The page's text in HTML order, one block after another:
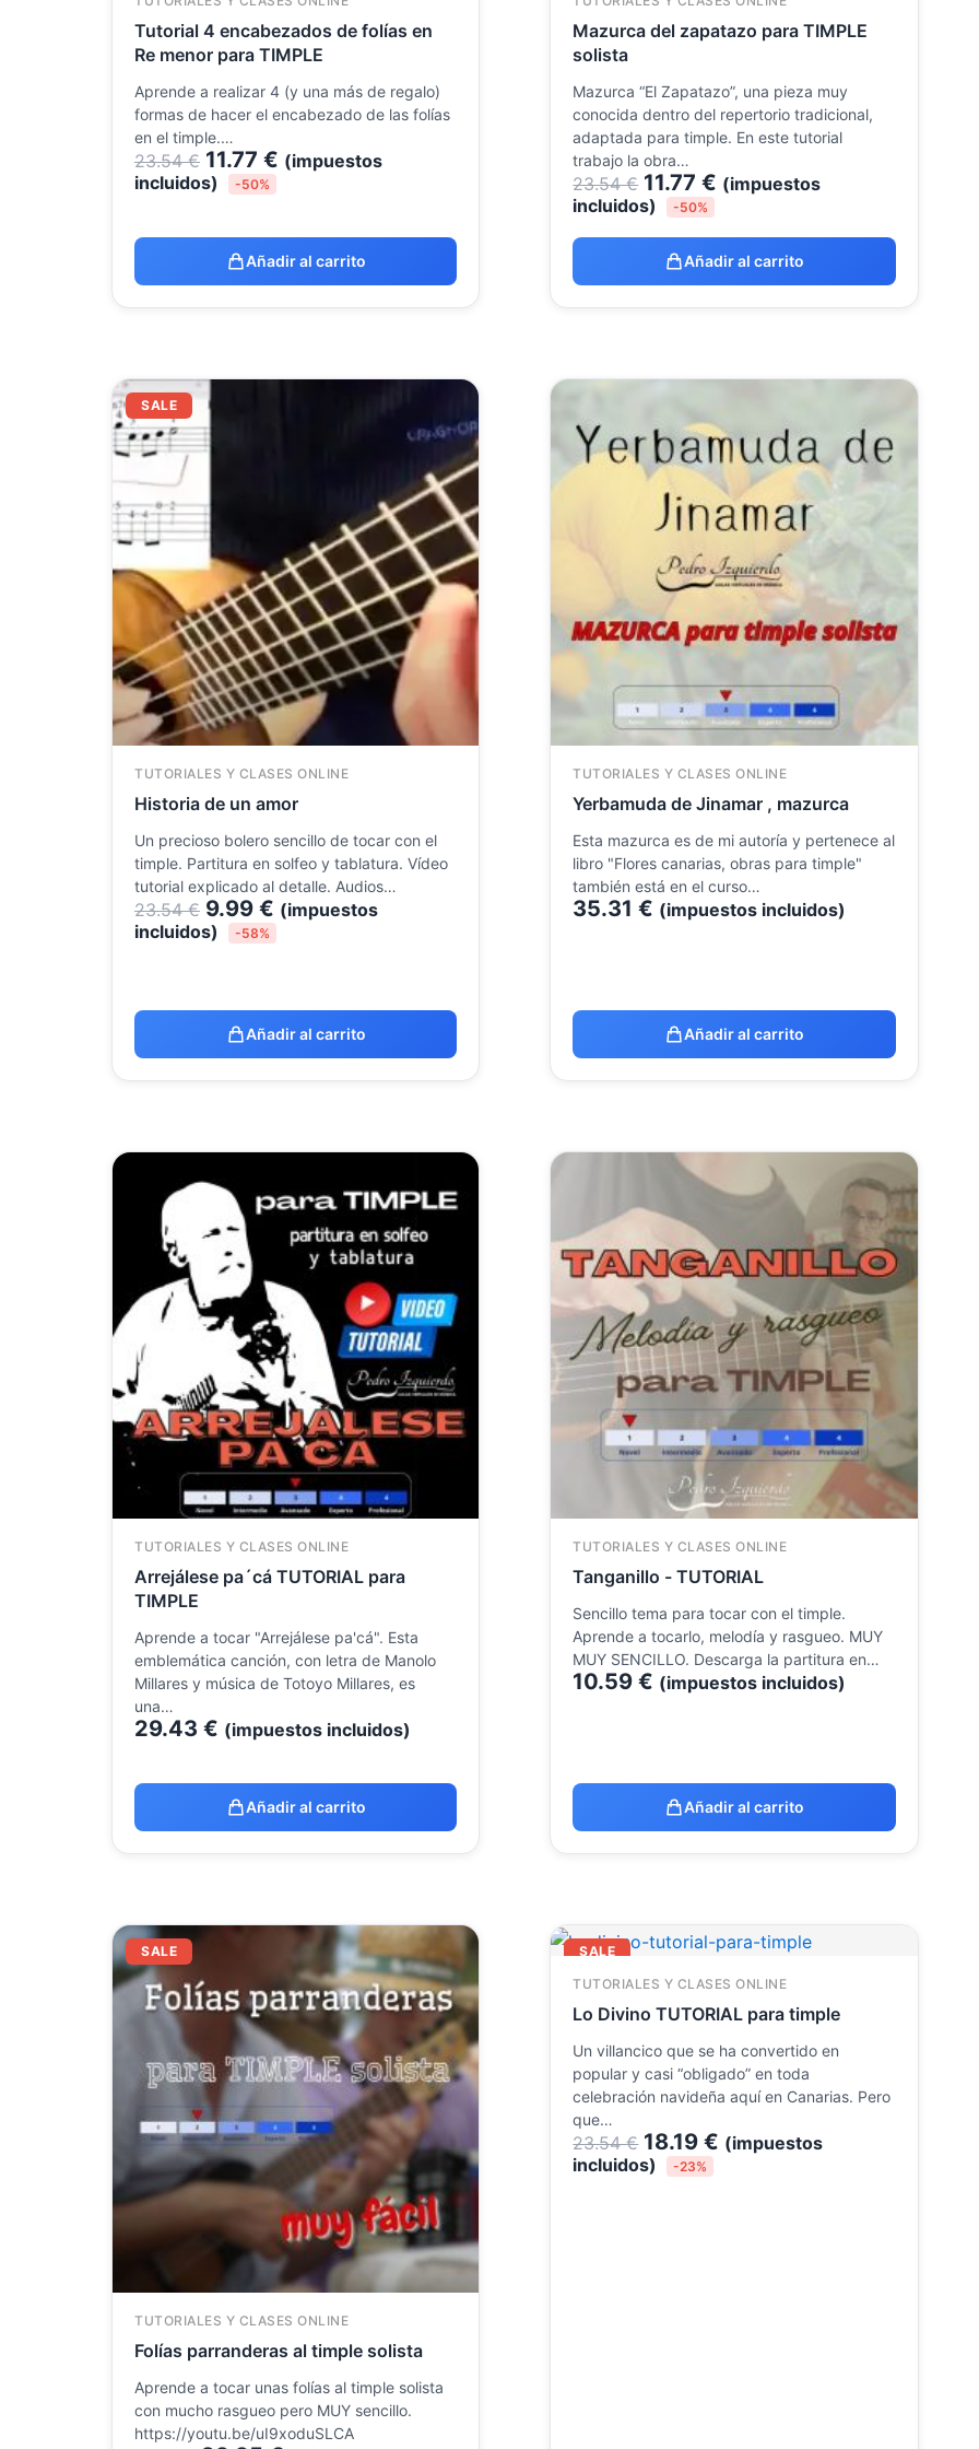
Tutorial 4 encabezados de folías en
Re menor para TIMPLE
Aprende a realizar 4 (y una más de regalo)
formas de hacer el encabezado de las folías
en el timple.…
23.54€ 11.77 € (impuestos
incluidos)
-50%
Añadir al carrito
Mazurca del zapatazo para TIMPLE
solista
Mazurca “El Zapatazo”, una pieza muy
conocida dentro del repertorio tradicional,
adaptada para timple. En este tutorial
trabajo la obra…
23.54€ 11.77€ (impuestos
incluidos)
-50%
Añadir al carrito
SALE
TUTORIALES Y CLASES ONLINE
Historia de un amor
Un precioso bolero sencillo de tocar con el
timple. Partitura en solfeo y tablatura. Vídeo
tutorial explicado al detalle. Audios…
23.54€
El
precio
original
era:
9.99 € (impuestos
incluidos)
-58%
Añadir al carrito
TUTORIALES Y CLASES ONLINE
Yerbamuda de Jinamar , mazurca
Esta mazurca es de mi autoría y pertenece al
libro "Flores canarias, obras para timple"
también está en el curso…
35.31€ (impuestos incluidos)
Añadir al carrito
TUTORIALES Y CLASES ONLINE
Arrejálese pa´cá TUTORIAL para
TIMPLE
Aprende a tocar "Arrejálese pa'cá". Esta
emblemática canción, con letra de Manolo
Millares y música de Totoyo Millares, es
una…
29.43 € (impuestos incluidos)
Añadir al carrito
TUTORIALES Y CLASES ONLINE
Tanganillo - TUTORIAL
Sencillo tema para tocar con el timple.
Aprende a tocarlo, melodía y rasgueo. MUY
MUY SENCILLO. Descarga la partitura en…
10.59€ (impuestos incluidos)
Añadir al carrito
SALE
TUTORIALES Y CLASES ONLINE
Folías parranderas al timple solista
Aprende a tocar unas folías al timple solista
con mucho rasgueo pero MUY sencillo.
https://youtu.be/uI9xoduSLCA
El
original
era:
48.15 €.
El
precio
actual
es:
29.95 €.
SALE
TUTORIALES Y CLASES ONLINE
Lo Divino TUTORIAL para timple
Un villancico que se ha convertido en
popular y casi “obligado” en toda
celebración navideña aquí en Canarias. Pero
que…
23.54€
El
precio
original
era:
23.54 €.
18.19€
El
precio
actual
es:
18.19 €.
(impuestos
incluidos)
-23%